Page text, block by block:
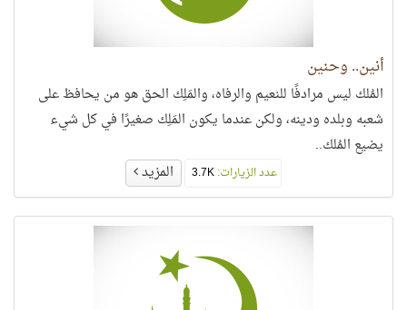
أنين.. وحنين
المُلك ليس مرادفًا للنعيم والرفاه، والمَلِك الحق هو من يحافظ على
شعبه وبلده ودينه، ولكن عندما يكون المَلِك صغيرًا في كل شيء
يضيع المُلك..
عدد الزيارات: المزيد